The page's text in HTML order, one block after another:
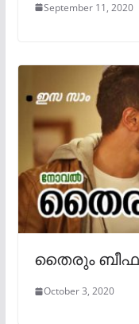
September 11, 2020
തൈരും
October 3, 2020